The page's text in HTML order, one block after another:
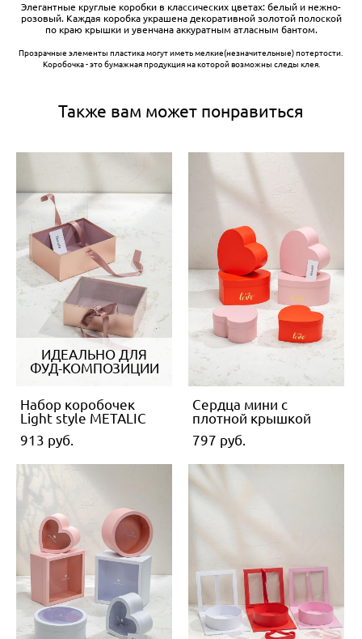
Элегантные круглые коробки в классических цветах: белый и нежно-
розовый. Каждая коробка украшена декоративной золотой полоской
по краю крышки и увенчана аккуратным атласным бантом.
Прозрачные элементы пластика могут иметь мелкие(незначительные) потертости.
Коробочка - это бумажная продукция на которой возможны следы клея.
Также вам может понравиться
ИДЕАЛЬНО ДЛЯ
ФУД-КОМПОЗИЦИИ
Набор коробочек
Light style METALIC
913 pуб.
Сердца мини с
плотной крышкой
797 pуб.